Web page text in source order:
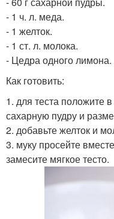
- 1 ч. л. меда.
- 1 желток.
- 1 ст. л. молока.
- Цедра одного лимона.
Как готовить:
1. для теста положите
сахарную пудру и
2. добавьте желток и
3. муку просейте
замесите мягкое тесто.